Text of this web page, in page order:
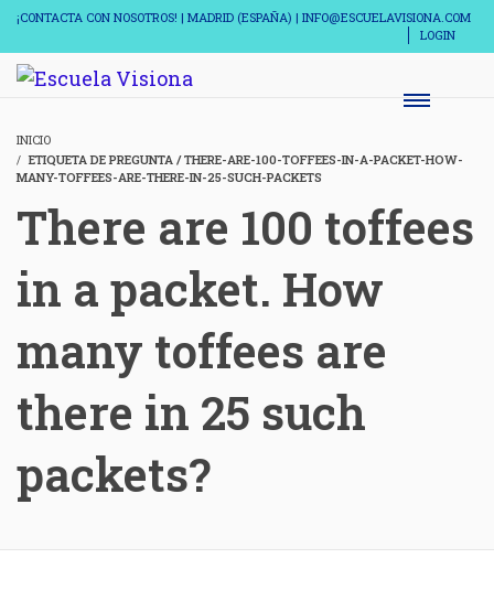
¡CONTACTA CON NOSOTROS! | MADRID (ESPAÑA) | INFO@ESCUELAVISIONA.COM
LOGIN
INICIO
ETIQUETA DE PREGUNTA / THERE-ARE-100-TOFFEES-IN-A-PACKET-HOW-
MANY-TOFFEES-ARE-THERE-IN-25-SUCH-PACKETS
There are 100 toffees
in a packet. How
many toffees are
there in 25 such
packets?